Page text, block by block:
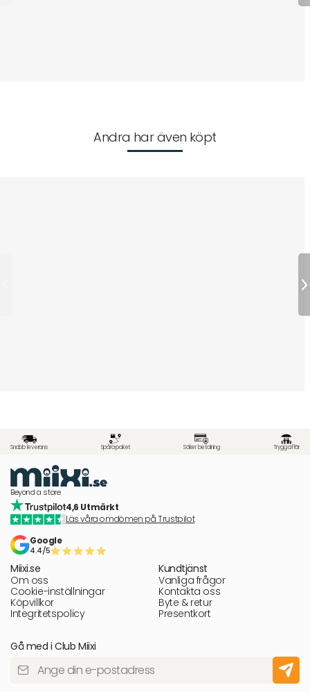
Andra har även köpt
Snabb leverans Spåra paket Säker betalning Trygg affär
Beyond a store
4,6 Utmärkt
Läs våra omdömen på Trustpilot
Google
4.4/5
Miixi.se
Om oss
Cookie-inställningar
Köpvillkor
Integritetspolicy
Kundtjänst
Vanliga frågor
Kontakta oss
Byte & retur
Presentkort
Gå med i Club Miixi